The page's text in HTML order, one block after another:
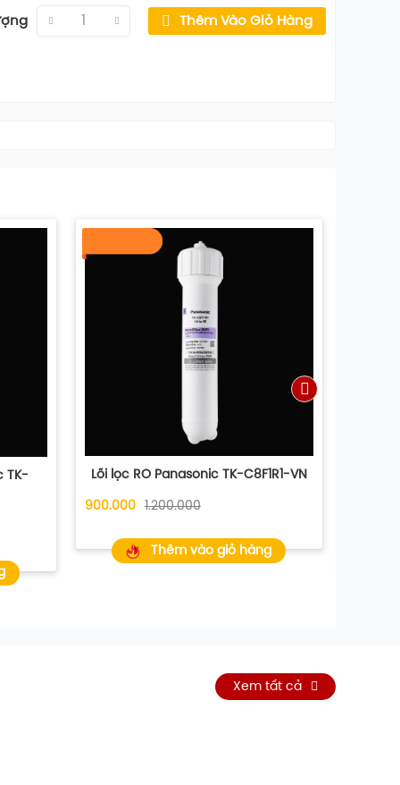
Thêm Vào Giỏ Hàng
TK- Lõi lọc RO Panasonic TK-C8F1R1-VN
900.000 1.200.000
Thêm vào giỏ hàng
Xem tất cả